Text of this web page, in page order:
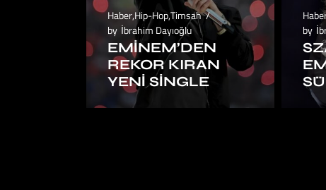
Haber,Hip-Hop,Timsah
by İbrahim Dayıoğlu
EMINEM’DEN
REKOR KIRAN
YENI SINGLE
by